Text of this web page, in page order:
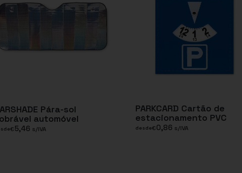
Pára-sol
automóvel
€5,46 s/IVA
PARKCARD Cartão de
estacionamento PVC
desde€0,86 s/IVA